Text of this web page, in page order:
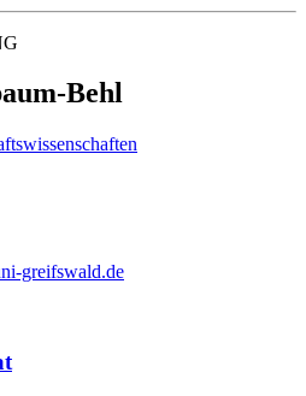
Behl
greifswald.de